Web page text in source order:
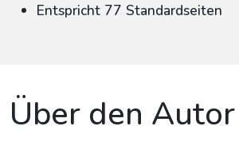
Entspricht 77 Standardseiten
Über den Autor